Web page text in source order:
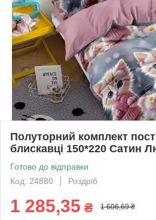
Полуторний комплект
блискавці 150*220 Сатин
Готово до відправки
Код: 24880
Роздріб
1 285,35 ₴ 1 606,69 ₴